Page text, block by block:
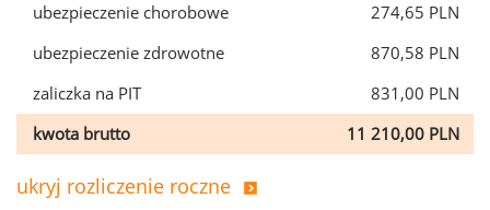
ubezpieczenie chorobowe
274,65 PLN
ubezpieczenie zdrowotne
870,58 PLN
zaliczka na PIT
831,00 PLN
kwota brutto
11 210,00 PLN
ukryj rozliczenie roczne